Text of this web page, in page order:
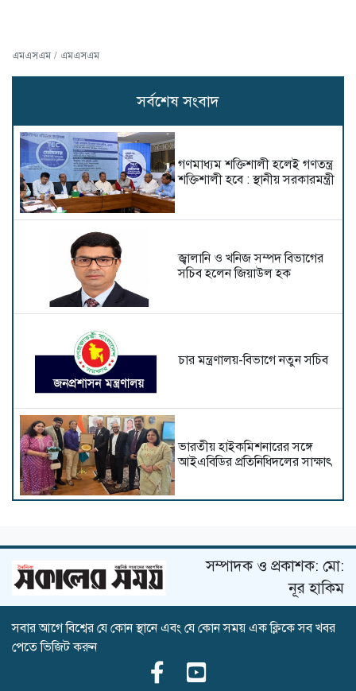
এমএসএম / এমএসএম
সর্বশেষ সংবাদ
গণমাধ্যম শক্তিশালী হলেই গণতন্ত্র
শক্তিশালী হবে : স্থানীয় সরকারমন্ত্রী
জ্বালানি ও খনিজ সম্পদ বিভাগের
সচিব হলেন জিয়াউল হক
চার মন্ত্রণালয়-বিভাগে নতুন সচিব
ভারতীয় হাইক‌মিশনা‌রের স‌ঙ্গে
আইএবিডির প্রতি‌নি‌ধিদ‌লের সাক্ষাৎ
রাষ্ট্রপতি নির্বাচন ২০ আগস্ট
সচিবালয়ের সামনে অতিরিক্ত
সম্পাদক ও প্রকাশক: মো:
নূর হাকিম
সবার আগে বিশ্বের যে কোন স্থানে এবং যে কোন সময় এক ক্লিকে সব খবর
পেতে ভিজিট করুন